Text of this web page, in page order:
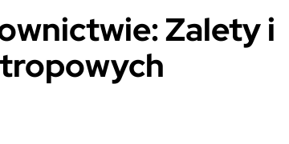
Zalety i